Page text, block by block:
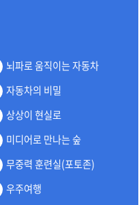
뇌파로 움직이는 자동차
자동차의 비밀
상상이 현실로
미디어로 만나는 숲
무중력 훈련실(포토존)
우주여행